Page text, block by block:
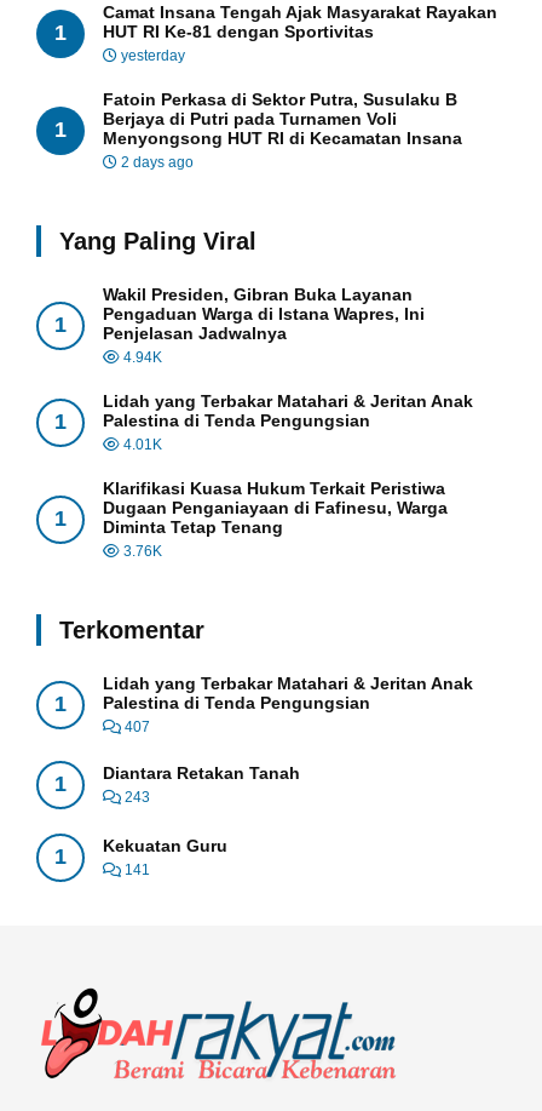
1
Camat Insana Tengah Ajak Masyarakat Rayakan
HUT RI Ke-81 dengan Sportivitas
yesterday
1
Fatoin Perkasa di Sektor Putra, Susulaku B
Berjaya di Putri pada Turnamen Voli
Menyongsong HUT RI di Kecamatan Insana
2 days ago
Yang Paling Viral
1
Wakil Presiden, Gibran Buka Layanan
Pengaduan Warga di Istana Wapres, Ini
Penjelasan Jadwalnya
4.94K
1
Lidah yang Terbakar Matahari & Jeritan Anak
Palestina di Tenda Pengungsian
4.01K
1
Klarifikasi Kuasa Hukum Terkait Peristiwa
Dugaan Penganiayaan di Fafinesu, Warga
Diminta Tetap Tenang
3.76K
Terkomentar
1
Lidah yang Terbakar Matahari & Jeritan Anak
Palestina di Tenda Pengungsian
407
1 Diantara Retakan Tanah
243
1 Kekuatan Guru
141